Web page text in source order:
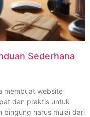
Sederhana
membuat website
dan praktis untuk
bingung harus mulai dari